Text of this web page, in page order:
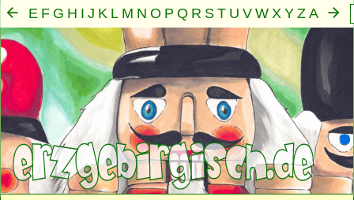
E F G H I J K L M N O P Q R S T U V W X Y Z A
B C
Mensch·Seele·Geist Familie·Gemeinschaft